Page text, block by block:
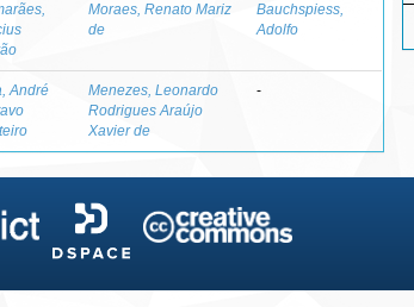
Moraes, Renato Mariz
de
Bauchspiess,
Adolfo
André
Menezes, Leonardo
Rodrigues Araújo
Xavier de
-